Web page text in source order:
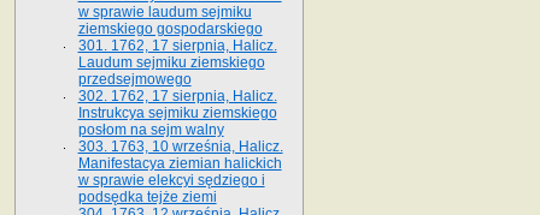
w sprawie laudum sejmiku
ziemskiego gospodarskiego
301. 1762, 17 sierpnia, Halicz.
Laudum sejmiku ziemskiego
przedsejmowego
302. 1762, 17 sierpnia, Halicz.
Instrukcya sejmiku ziemskiego
posłom na sejm walny
303. 1763, 10 września, Halicz.
Manifestacya ziemian halickich
w sprawie elekcyi sędziego i
podsędka tejże ziemi